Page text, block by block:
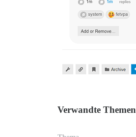
Verwandte Themen